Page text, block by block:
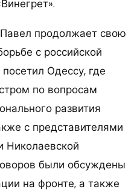
продолжает свою
с российской
Одессу, где
по вопросам
развития
с представителями
Николаевской
были обсуждены
на фронте, а также